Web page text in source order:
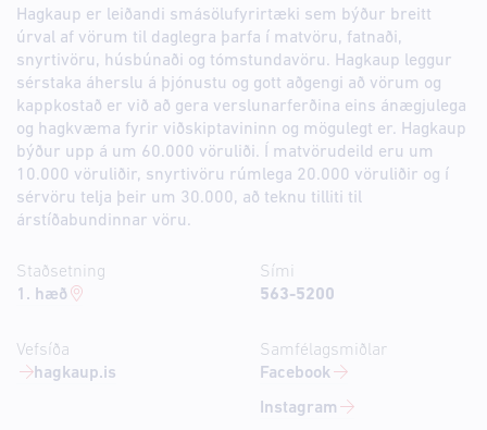
Hagkaup er leiðandi smásölufyrirtæki sem býður breitt
úrval af vörum til daglegra þarfa í matvöru, fatnaði,
snyrtivöru, húsbúnaði og tómstundavöru. Hagkaup leggur
sérstaka áherslu á þjónustu og gott aðgengi að vörum og
kappkostað er við að gera verslunarferðina eins ánægjulega
og hagkvæma fyrir viðskiptavininn og mögulegt er. Hagkaup
býður upp á um 60.000 vöruliði. Í matvörudeild eru um
10.000 vöruliðir, snyrtivöru rúmlega 20.000 vöruliðir og í
sérvöru telja þeir um 30.000, að teknu tilliti til
árstíðabundinnar vöru.
Staðsetning
1. hæð
Vefsíða
hagkaup.is
Sími
563-5200
Samfélagsmiðlar
Facebook
Instagram